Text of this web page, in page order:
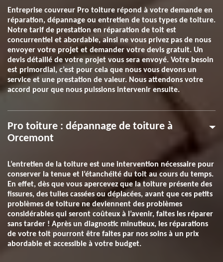
Entreprise couvreur Pro toiture répond à votre demande en
réparation, dépannage ou entretien de tous types de toiture.
Notre tarif de prestation en réparation de toit est
concurrentiel et abordable, ainsi ne vous privez pas de nous
envoyer votre projet et demander votre devis gratuit. Un
devis détaillé de votre projet vous sera envoyé. Votre besoin
est primordial, c’est pour cela que nous vous devons un
service et une prestation de valeur. Nous attendons votre
accord pour que nous puissions intervenir ensuite.
Pro toiture : dépannage de toiture à
Orcemont
L’entretien de la toiture est une intervention nécessaire pour
conserver la tenue et l’étanchéité du toit au cours du temps.
En effet, dès que vous apercevez que la toiture présente des
fissures, des tuiles cassées ou déplacées, avant que ces petits
problèmes de toiture ne deviennent des problèmes
considérables qui seront coûteux à l’avenir, faites les réparer
sans tarder ! Après un diagnostic minutieux, les réparations
de votre toit pourront être faites par nos soins à un prix
abordable et accessible à votre budget.